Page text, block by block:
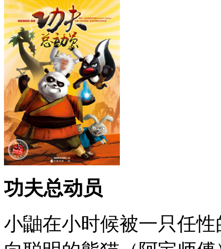
功夫总动员
小鼬在小时候被一只任